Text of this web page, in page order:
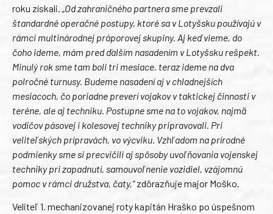
roku získali.
„Od zahraničného partnera sme prevzali
štandardné operačné postupy, ktoré sa v Lotyšsku používajú v
rámci multinárodnej práporovej skupiny. Aj keď vieme, do
čoho ideme, mám pred ďalším nasadením v Lotyšsku rešpekt.
Minulý rok sme tam boli tri mesiace, teraz ideme na dva
polročné turnusy. Budeme nasadení aj v chladnejších
mesiacoch, čo poriadne preverí vojakov v taktickej činnosti v
teréne, ale aj techniku. Postupne sme na to vojakov, najmä
vodičov pásovej i kolesovej techniky pripravovali. Pri
veliteľských prípravách, vo výcviku. Vzhľadom na prírodné
podmienky sme si precvičili aj spôsoby uvoľňovania vojenskej
techniky pri zapadnutí, samouvoľnenie vozidiel, vzájomnú
pomoc v rámci družstva, čaty,“zdôrazňuje major Moško.
Veliteľ 1. mechanizovanej roty kapitán Hraško po úspešnom